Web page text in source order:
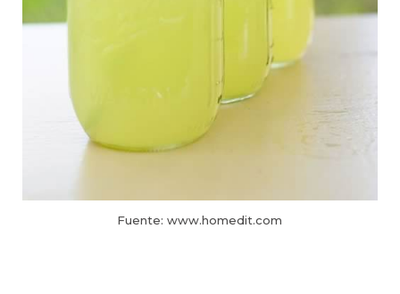
Fuente: www.homedit.com